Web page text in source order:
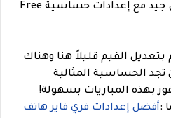
مرتاحًا ويمكن أن تؤدي بشكل جيد مع إعدادات حساسية Free
بتعديل القيم قليلاً هنا وهناك
تجد الحساسية المثالية
بهذه المباريات بسهولة!
:أفضل إعدادات فري فاير هاتف